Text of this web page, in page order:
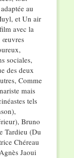
au
et Un air
avec la
œuvres
sociales,
des deux
Comme
mais
tels
Bruno
Tardieu (Du
Chéreau
Jaoui